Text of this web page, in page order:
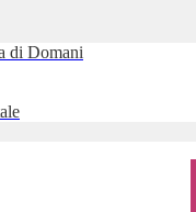
di Domani